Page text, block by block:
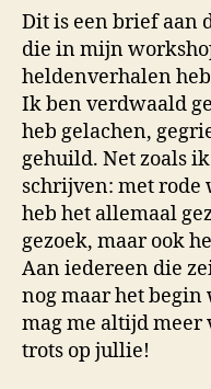
Dit is een brief aan
die in mijn
heldenverhalen
Ik ben verdwaald
heb gelachen,
gehuild. Net zoals
schrijven: met rode
heb het allemaal
gezoek, maar ook
Aan iedereen die
nog maar het begin
mag me altijd meer
trots op jullie!